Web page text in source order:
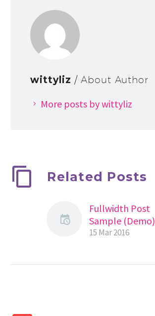
wittyliz / About Author
More posts by wittyliz
Related Posts
Fullwidth Post
Sample (Demo)
15 Mar 2016